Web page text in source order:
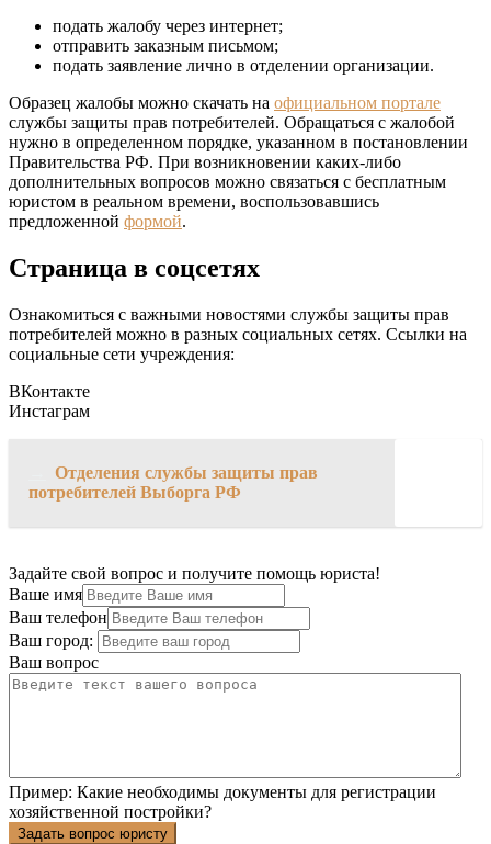
подать жалобу через интернет;
отправить заказным письмом;
подать заявление лично в отделении организации.
Образец жалобы можно скачать на официальном портале
службы защиты прав потребителей. Обращаться с жалобой
нужно в определенном порядке, указанном в постановлении
Правительства РФ. При возникновении каких-либо
дополнительных вопросов можно связаться с бесплатным
юристом в реальном времени, воспользовавшись
предложенной формой.
Страница в соцсетях
Ознакомиться с важными новостями службы защиты прав
потребителей можно в разных социальных сетях. Ссылки на
социальные сети учреждения:
ВКонтакте
Инстаграм
Отделения службы защиты прав
потребителей Выборга РФ
Задайте свой вопрос и получите помощь юриста!
Ваше имя
Ваш телефон
Ваш город:
Ваш вопрос
Пример: Какие необходимы документы для регистрации
хозяйственной постройки?
Задать вопрос юристу